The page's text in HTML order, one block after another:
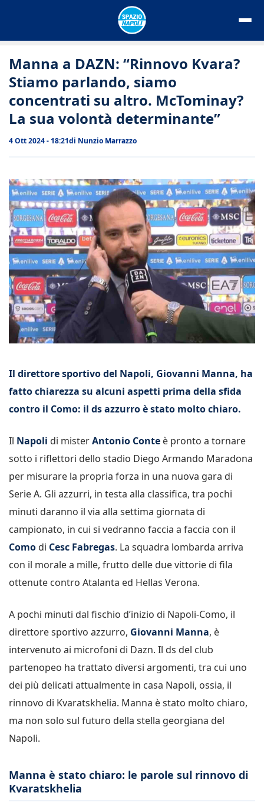
Manna a DAZN: “Rinnovo Kvara?
Stiamo parlando, siamo
concentrati su altro. McTominay?
La sua volontà determinante”
4 Ott 2024 - 18:21di Nunzio Marrazzo
Il direttore sportivo del Napoli, Giovanni Manna, ha
fatto chiarezza su alcuni aspetti prima della sfida
contro il Como: il ds azzurro è stato molto chiaro.
Il Napoli di misterAntonio Conte è pronto a tornare
sotto i riflettori dello stadio Diego Armando Maradona
per misurare la propria forza in una nuova gara di
Serie A. Gli azzurri, in testa alla classifica, tra pochi
minuti daranno il via alla settima giornata di
campionato, in cui si vedranno faccia a faccia con il
Como di Cesc Fabregas. La squadra lombarda arriva
con il morale a mille, frutto delle due vittorie di fila
ottenute contro Atalanta ed Hellas Verona.
A pochi minuti dal fischio d’inizio di Napoli-Como, il
direttore sportivo azzurro, Giovanni Manna, è
intervenuto ai microfoni di Dazn. Il ds del club
partenopeo ha trattato diversi argomenti, tra cui uno
dei più delicati attualmente in casa Napoli, ossia, il
rinnovo di Kvaratskhelia. Manna è stato molto chiaro,
ma non solo sul futuro della stella georgiana del
Napoli.
Manna è stato chiaro: le parole sul rinnovo di
Kvaratskhelia